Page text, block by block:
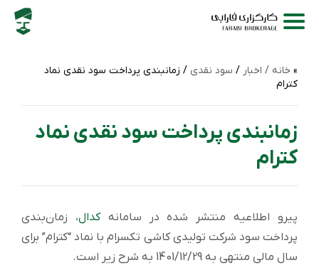
خانه / اخبار / سود نقدی / زمانبندی پرداخت سود نقدی نماد
کترام
زمانبندی پرداخت سود نقدی نماد
کترام
پیرو اطلاعیه منتشر شده در سامانه کدال، زمان‌بندی
پرداخت سود شرکت تولیدی کاشی تکسرام با نماد “کترام” برای
سال مالی منتهی به 1401/12/29 به شرح زیر است.